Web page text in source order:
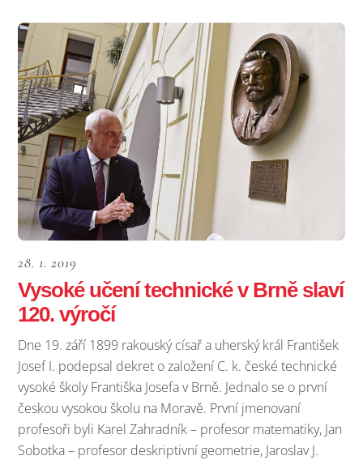
28. 1. 2019
Vysoké učení technické v Brně slaví
120. výročí
Dne 19. září 1899 rakouský císař a uherský král František
Josef I. podepsal dekret o založení C. k. české technické
vysoké školy Františka Josefa v Brně. Jednalo se o první
českou vysokou školu na Moravě. První jmenovaní
profesoři byli Karel Zahradník – profesor matematiky, Jan
Sobotka – profesor deskriptivní geometrie, Jaroslav J.